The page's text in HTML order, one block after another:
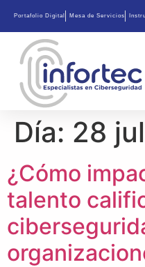
Portafolio Digital Mesa de Servicios
Día: 28
¿Cómo
talento